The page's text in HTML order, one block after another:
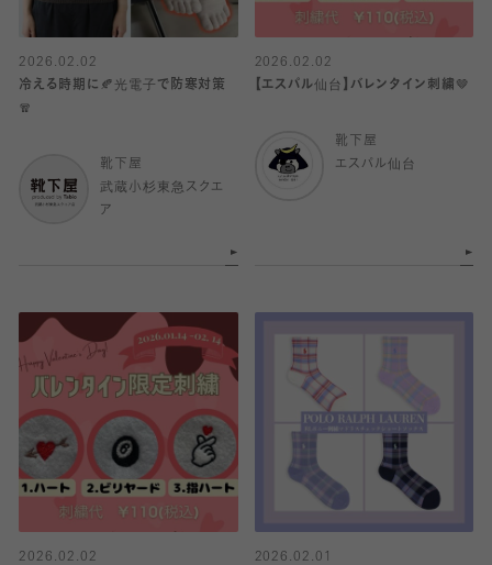
2026.02.02
冷える時期に🍂光電子で防寒対策
🧣
靴下屋
武蔵小杉東急スクエ
ア
2026.02.02
【エスパル仙台】バレンタイン刺繍🤎
靴下屋
エスパル仙台
2026.02.02
2026.02.01